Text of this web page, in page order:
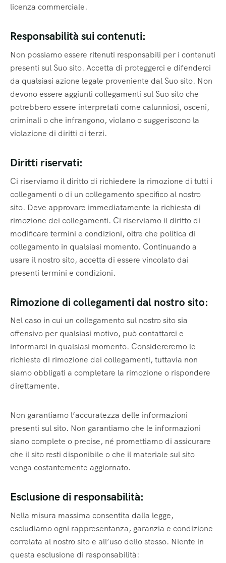
licenza commerciale.
Responsabilità sui contenuti:
Non possiamo essere ritenuti responsabili per i contenuti
presenti sul Suo sito. Accetta di proteggerci e difenderci
da qualsiasi azione legale proveniente dal Suo sito. Non
devono essere aggiunti collegamenti sul Suo sito che
potrebbero essere interpretati come calunniosi, osceni,
criminali o che infrangono, violano o suggeriscono la
violazione di diritti di terzi.
Diritti riservati:
Ci riserviamo il diritto di richiedere la rimozione di tutti i
collegamenti o di un collegamento specifico al nostro
sito. Deve approvare immediatamente la richiesta di
rimozione dei collegamenti. Ci riserviamo il diritto di
modificare termini e condizioni, oltre che politica di
collegamento in qualsiasi momento. Continuando a
usare il nostro sito, accetta di essere vincolato dai
presenti termini e condizioni.
Rimozione di collegamenti dal nostro sito:
Nel caso in cui un collegamento sul nostro sito sia
offensivo per qualsiasi motivo, può contattarci e
informarci in qualsiasi momento. Considereremo le
richieste di rimozione dei collegamenti, tuttavia non
siamo obbligati a completare la rimozione o rispondere
direttamente.
Non garantiamo l’accuratezza delle informazioni
presenti sul sito. Non garantiamo che le informazioni
siano complete o precise, né promettiamo di assicurare
che il sito resti disponibile o che il materiale sul sito
venga costantemente aggiornato.
Esclusione di responsabilità:
Nella misura massima consentita dalla legge,
escludiamo ogni rappresentanza, garanzia e condizione
correlata al nostro sito e all’uso dello stesso. Niente in
questa esclusione di responsabilità: